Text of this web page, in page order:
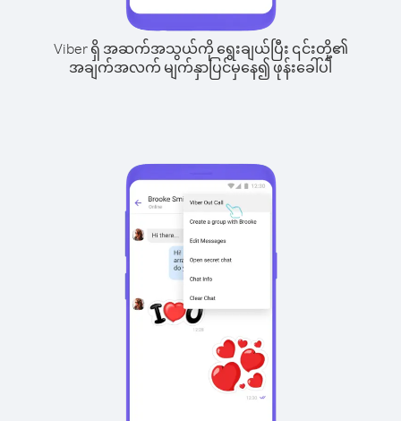
Viber ရှိ အဆက်အသွယ်ကို ရွေးချယ်ပြီး ၎င်းတို့၏
အချက်အလက် မျက်နှာပြင်မှနေ၍ ဖုန်းခေါ်ပါ